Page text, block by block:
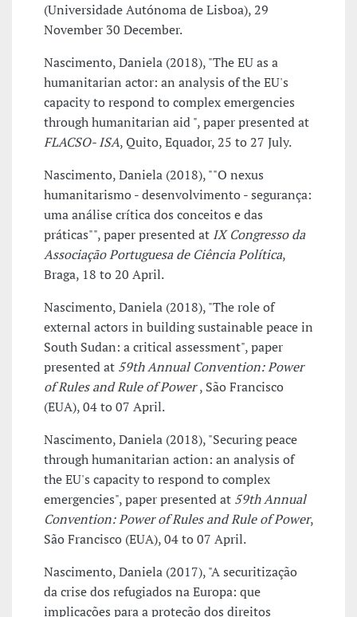
(Universidade Autónoma de Lisboa), 29
November 30 December.
Nascimento, Daniela (2018), "The EU as a
humanitarian actor: an analysis of the EU's
capacity to respond to complex emergencies
through humanitarian aid ", paper presented at
FLACSO- ISA, Quito, Equador, 25 to 27 July.
Nascimento, Daniela (2018), ""O nexus
humanitarismo - desenvolvimento - segurança:
uma análise crítica dos conceitos e das
práticas"", paper presented at IX Congresso da
Associação Portuguesa de Ciência Política,
Braga, 18 to 20 April.
Nascimento, Daniela (2018), "The role of
external actors in building sustainable peace in
South Sudan: a critical assessment", paper
presented at 59th Annual Convention: Power
of Rules and Rule of Power, São Francisco
(EUA), 04 to 07 April.
Nascimento, Daniela (2018), "Securing peace
through humanitarian action: an analysis of
the EU's capacity to respond to complex
emergencies", paper presented at 59th Annual
Convention: Power of Rules and Rule of Power,
São Francisco (EUA), 04 to 07 April.
Nascimento, Daniela (2017), "A securitização
da crise dos refugiados na Europa: que
implicações para a proteção dos direitos